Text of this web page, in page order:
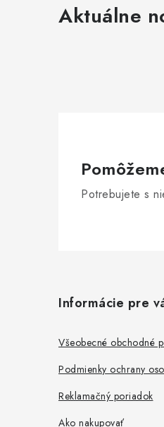
Aktuálne
Potrebujete s
Informácie pre
Všeobecné obchodné
Podmienky ochrany
Reklamačný poriadok
Ako nakupovať